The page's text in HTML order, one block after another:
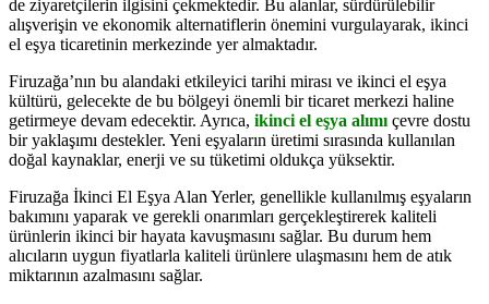
de ziyaretçilerin ilgisini çekmektedir. Bu alanlar, sürdürülebilir
alışverişin ve ekonomik alternatiflerin önemini vurgulayarak, ikinci
el eşya ticaretinin merkezinde yer almaktadır.
Firuzağa’nın bu alandaki etkileyici tarihi mirası ve ikinci el eşya
kültürü, gelecekte de bu bölgeyi önemli bir ticaret merkezi haline
getirmeye devam edecektir. Ayrıca, ikinci el eşya alımı çevre dostu
bir yaklaşımı destekler. Yeni eşyaların üretimi sırasında kullanılan
doğal kaynaklar, enerji ve su tüketimi oldukça yüksektir.
Firuzağa İkinci El Eşya Alan Yerler, genellikle kullanılmış eşyaların
bakımını yaparak ve gerekli onarımları gerçekleştirerek kaliteli
ürünlerin ikinci bir hayata kavuşmasını sağlar. Bu durum hem
alıcıların uygun fiyatlarla kaliteli ürünlere ulaşmasını hem de atık
miktarının azalmasını sağlar.